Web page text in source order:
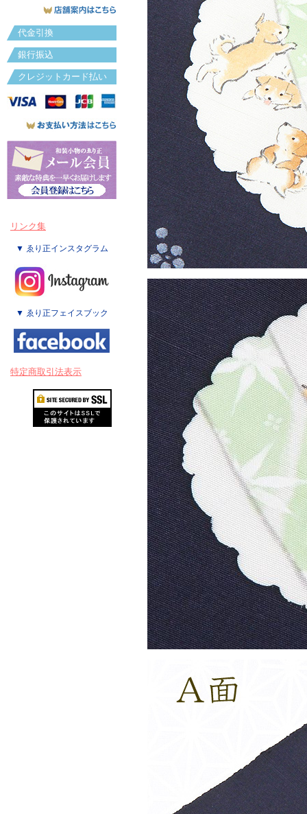
代金引換
銀行振込
クレジットカード払い
リンク集
▼ ゑり正インスタグラム
▼ ゑり正フェイスブック
特定商取引法表示